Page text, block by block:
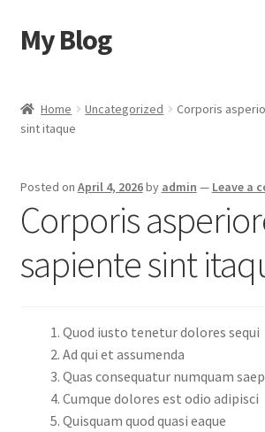
Skip
to
Skip
to
My Blog
Cart
Checkout
My account
Sample Page
Home Uncategorized
Corporis
sint itaque
Posted on April 4, 2026by admin — Leave a
Corporis
sapiente sint
Quod iusto tenetur dolores sequi
Ad qui et assumenda
Quas consequatur numquam
Cumque dolores est odio adipisci
Quisquam quod quasi eaque